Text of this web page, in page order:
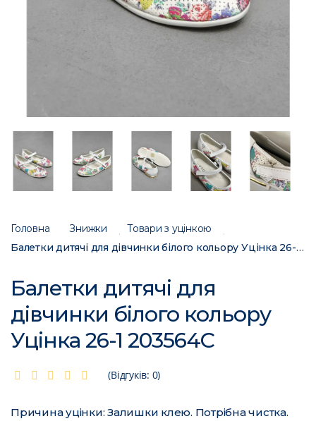
Головна Знижки
Товари з уцінкою
Балетки дитячі для дівчинки білого кольору Уцінка 26-1 203564C
Балетки дитячі для
дівчинки білого кольору
Уцінка 26-1 203564C
(Відгуків: 0)
Причина уцінки: Залишки клею. Потрібна чистка.